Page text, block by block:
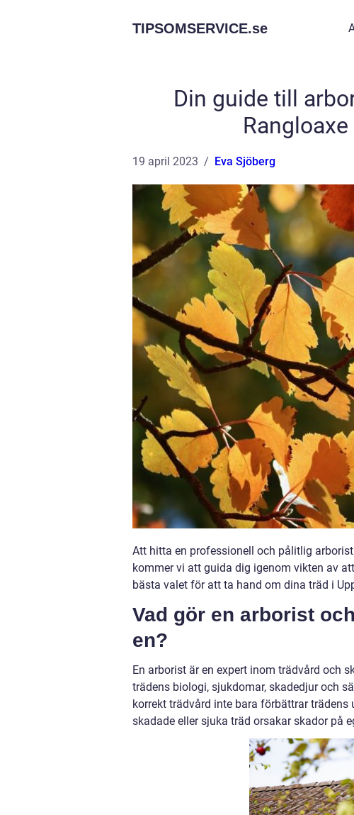
TIPSOMSERVICE.se
Din guide till
19 april 2023 Eva Sjöberg
Att hitta en professionell och pålitlig
kommer vi att guida dig igenom vikten av
bästa valet för att ta hand om dina träd i
Vad gör en arborist
en?
En arborist är en expert inom trädvård och
trädens biologi, sjukdomar, skadedjur och
korrekt trädvård inte bara förbättrar
skadade eller sjuka träd orsakar skador på